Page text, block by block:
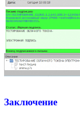
Заключение